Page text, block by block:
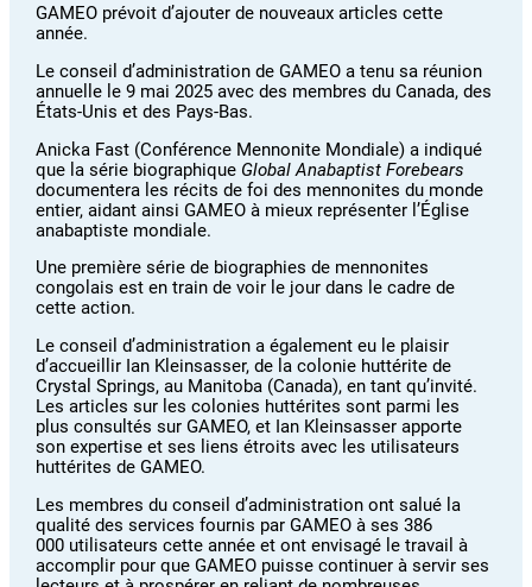
GAMEO prévoit d’ajouter de nouveaux articles cette
année.
Le conseil d’administration de GAMEO a tenu sa réunion
annuelle le 9 mai 2025 avec des membres du Canada, des
États-Unis et des Pays-Bas.
Anicka Fast (Conférence Mennonite Mondiale) a indiqué
que la série biographique Global Anabaptist Forebears
documentera les récits de foi des mennonites du monde
entier, aidant ainsi GAMEO à mieux représenter l’Église
anabaptiste mondiale.
Une première série de biographies de mennonites
congolais est en train de voir le jour dans le cadre de
cette action.
Le conseil d’administration a également eu le plaisir
d’accueillir Ian Kleinsasser, de la colonie huttérite de
Crystal Springs, au Manitoba (Canada), en tant qu’invité.
Les articles sur les colonies huttérites sont parmi les
plus consultés sur GAMEO, et Ian Kleinsasser apporte
son expertise et ses liens étroits avec les utilisateurs
huttérites de GAMEO.
Les membres du conseil d’administration ont salué la
qualité des services fournis par GAMEO à ses 386
000 utilisateurs cette année et ont envisagé le travail à
accomplir pour que GAMEO puisse continuer à servir ses